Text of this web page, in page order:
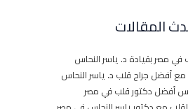
المقالات
مصر بقيادة د. ياسر النحاس
مع أفضل جراح قلب د. ياسر النحاس
أفضل دكتور قلب في مصر